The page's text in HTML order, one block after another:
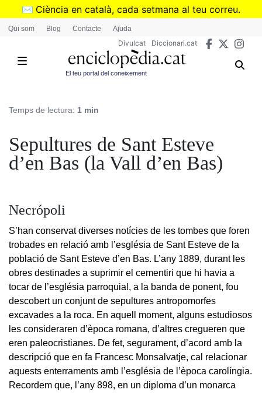
Vés
✉️ Ciència en català, cada setmana al teu correu.
➜Subscriu-te al butlletí de Divulcat
Qui som Blog Contacte Ajuda
Divulcat Diccionari.cat
El teu portal del coneixement
Temps de lectura: 1 min
Sepultures de Sant Esteve
d’en Bas (la Vall d’en Bas)
Necrópoli
S’han conservat diverses notícies de les tombes que foren
trobades en relació amb l’església de Sant Esteve de la
població de Sant Esteve d’en Bas. L’any 1889, durant les
obres destinades a suprimir el cementiri que hi havia a
tocar de l’església parroquial, a la banda de ponent, fou
descobert un conjunt de sepultures antropomorfes
excavades a la roca. En aquell moment, alguns estudiosos
les consideraren d’època romana, d’altres cregueren que
eren paleocristianes. De fet, segurament, d’acord amb la
descripció que en fa Francesc Monsalvatje, cal relacionar
aquests enterraments amb l’església de l’època carolíngia.
Recordem que, l’any 898, en un diploma d’un monarca